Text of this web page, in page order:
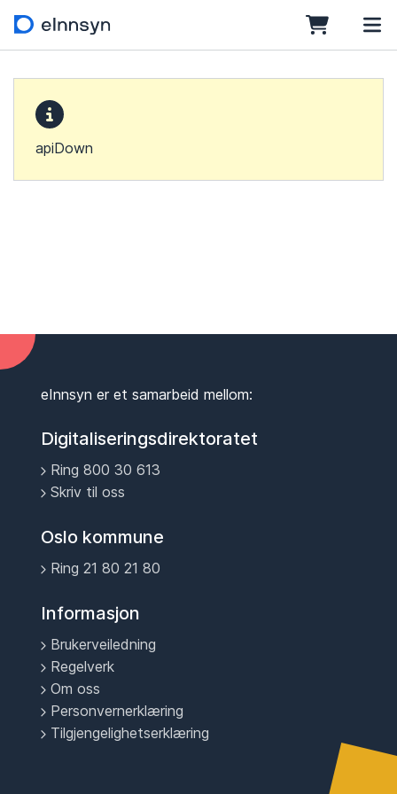
apiDown
eInnsyn er et samarbeid mellom:
Digitaliseringsdirektoratet
Ring 800 30 613
Skriv til oss
Oslo kommune
Ring 21 80 21 80
Informasjon
Brukerveiledning
Regelverk
Om oss
Personvernerklæring
Tilgjengelighetserklæring